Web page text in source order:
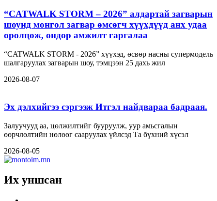
“CATWALK STORM – 2026” алдартай загварын
шоунд монгол загвар өмсөгч хүүхдүүд анх удаа
оролцож, өндөр амжилт гаргалаа
“CATWALK STORM - 2026” хүүхэд, өсвөр насны супермодель
шалгаруулах загварын шоу, тэмцээн 25 дахь жил
2026-08-07
Эх дэлхийгээ сэргээж Итгэл найдвараа бадраая.
Залуучууд аа, цөлжилтийг бууруулж, уур амьсгалын
өөрчлөлтийн нөлөөг сааруулах үйлсэд Та бүхний хүсэл
2026-08-05
Их уншсан